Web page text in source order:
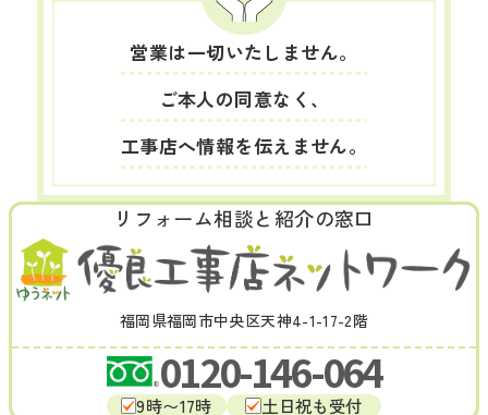
営業は一切いたしません。
ご本人の同意なく、
工事店へ情報を伝えません。
リフォーム相談と紹介の窓口
福岡県福岡市中央区天神4-1-17-2階
0120-146-064
9時〜17時 土日祝も受付